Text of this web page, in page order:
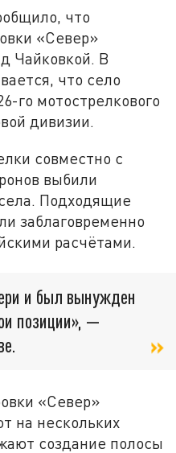
что
«Север»
Чайковкой. В
что село
го мотострелкового
дивизии.
совместно с
выбили
Подходящие
заблаговременно
расчётами.
и был вынужден
позиции», —
«Север»
на нескольких
создание полосы